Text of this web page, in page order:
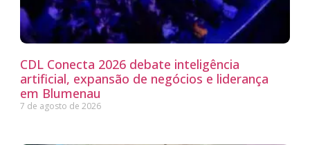
CDL Conecta 2026 debate inteligência
artificial, expansão de negócios e liderança
em Blumenau
7 de agosto de 2026